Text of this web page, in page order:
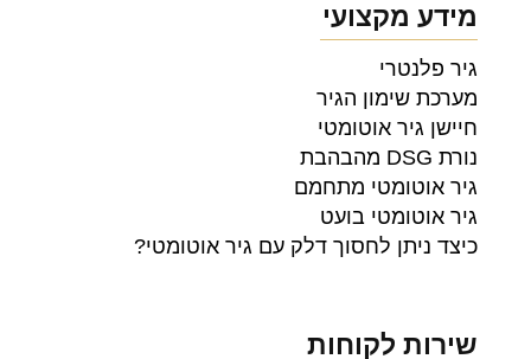
מידע מקצועי
גיר פלנטרי
מערכת שימון הגיר
חיישן גיר אוטומטי
נורת DSG מהבהבת
גיר אוטומטי מתחמם
גיר אוטומטי בועט
כיצד ניתן לחסוך דלק עם גיר אוטומטי?
שירות לקוחות